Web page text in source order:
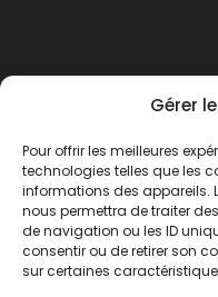
Gérer
Pour offrir les meilleures
technologies telles que les
informations des appareils.
nous permettra de traiter
de navigation ou les ID
consentir ou de retirer son
sur certaines